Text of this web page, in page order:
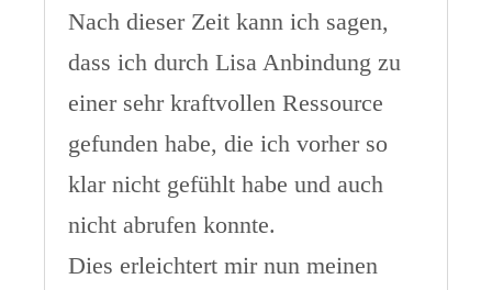
Nach dieser Zeit kann ich sagen,
dass ich durch Lisa Anbindung zu
einer sehr kraftvollen Ressource
gefunden habe, die ich vorher so
klar nicht gefühlt habe und auch
nicht abrufen konnte.
Dies erleichtert mir nun meinen